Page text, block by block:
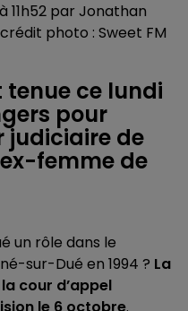
11h52 par Jonathan
photo : Sweet FM
tenue ce lundi
pour
judiciaire de
femme de
un rôle dans le
sur-Dué en 1994 ? La
cour d’appel